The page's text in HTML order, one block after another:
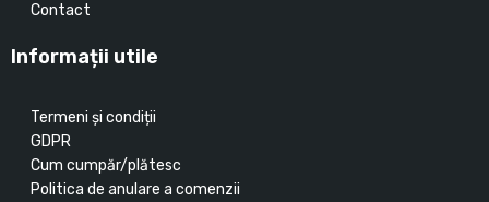
Contact
Informații utile
Termeni și condiții
GDPR
Cum cumpăr/plătesc
Politica de anulare a comenzii